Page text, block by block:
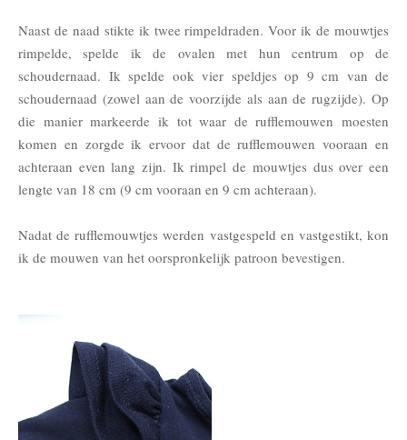
Naast de naad stikte ik twee rimpeldraden. Voor ik de mouwtjes
rimpelde, spelde ik de ovalen met hun centrum op de
schoudernaad. Ik spelde ook vier speldjes op 9 cm van de
schoudernaad (zowel aan de voorzijde als aan de rugzijde). Op
die manier markeerde ik tot waar de rufflemouwen moesten
komen en zorgde ik ervoor dat de rufflemouwen vooraan en
achteraan even lang zijn. Ik rimpel de mouwtjes dus over een
lengte van 18 cm (9 cm vooraan en 9 cm achteraan).
Nadat de rufflemouwtjes werden vastgespeld en vastgestikt, kon
ik de mouwen van het oorspronkelijk patroon bevestigen.